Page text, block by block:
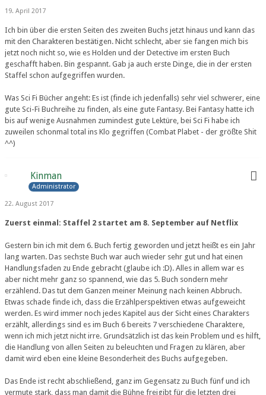
19. April 2017
Ich bin über die ersten Seiten des zweiten Buchs jetzt hinaus und kann das
mit den Charakteren bestätigen. Nicht schlecht, aber sie fangen mich bis
jetzt noch nicht so, wie es Holden und der Detective im ersten Buch
geschafft haben. Bin gespannt. Gab ja auch erste Dinge, die in der ersten
Staffel schon aufgegriffen wurden.
Was Sci Fi Bücher angeht: Es ist (finde ich jedenfalls) sehr viel schwerer, eine
gute Sci-Fi Buchreihe zu finden, als eine gute Fantasy. Bei Fantasy hatte ich
bis auf wenige Ausnahmen zumindest gute Lektüre, bei Sci Fi habe ich
zuweilen schonmal total ins Klo gegriffen (Combat Plabet - der größte Shit
^^)
Kinman
Administrator
22. August 2017
Zuerst einmal: Staffel 2 startet am 8. September auf Netflix
Gestern bin ich mit dem 6. Buch fertig geworden und jetzt heißt es ein Jahr
lang warten. Das sechste Buch war auch wieder sehr gut und hat einen
Handlungsfaden zu Ende gebracht (glaube ich :D). Alles in allem war es
aber nicht mehr ganz so spannend, wie das 5. Buch sondern mehr
erzählend. Das tut dem Ganzen meiner Meinung nach keinen Abbruch.
Etwas schade finde ich, dass die Erzählperspektiven etwas aufgeweicht
werden. Es wird immer noch jedes Kapitel aus der Sicht eines Charakters
erzählt, allerdings sind es im Buch 6 bereits 7 verschiedene Charaktere,
wenn ich mich jetzt nicht irre. Grundsätzlich ist das kein Problem und es hilft,
die Handlung von allen Seiten zu beleuchten und Fragen zu klären, aber
damit wird eben eine kleine Besonderheit des Buchs aufgegeben.
Das Ende ist recht abschließend, ganz im Gegensatz zu Buch fünf und ich
vermute stark, dass man damit die Bühne freigibt für die letzten drei